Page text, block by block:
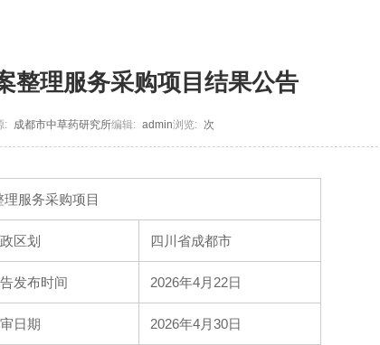
整理服务采购项目结果公告
: 成都市中草药研究所编辑: admin浏览: 次
服务采购项目
区划 四川省成都市
发布时间 2026年4月22日
日期 2026年4月30日